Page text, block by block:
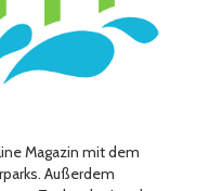
Magazin mit dem
Außerdem